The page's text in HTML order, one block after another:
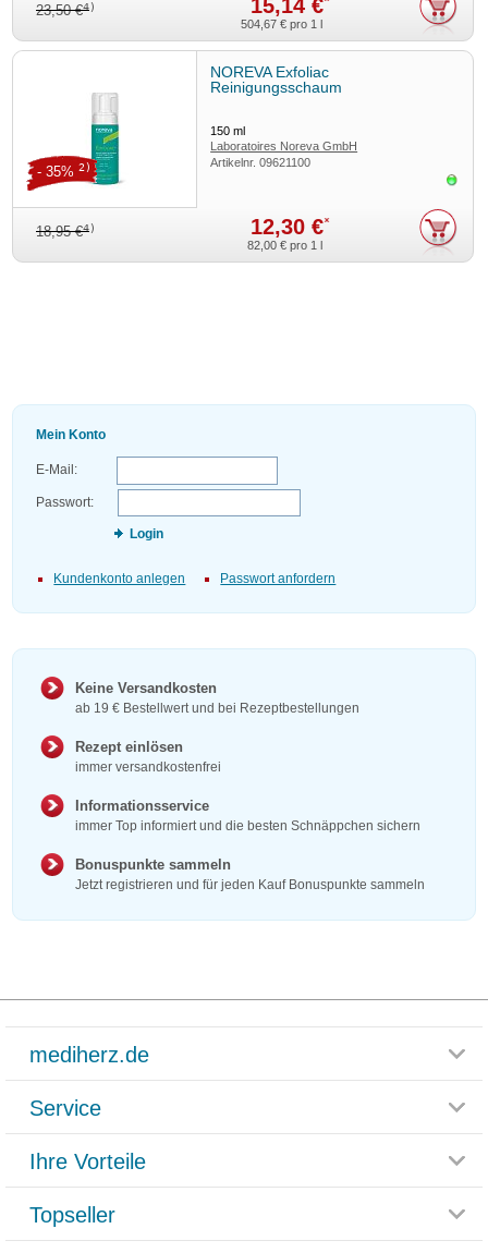
23,50 €4) 15,14 €
504,67 € pro 1 l
NOREVA Exfoliac
Reinigungsschaum
150ml
Laboratoires Noreva GmbH
Artikelnr.09621100
18,95 €4) 12,30 €*
- 35% 2)
82,00 € pro 1 l
Mein Konto
E-Mail:
Passwort:
Login
Kundenkonto anlegen Passwort anfordern
Keine Versandkosten
ab 19 € Bestellwert und bei Rezeptbestellungen
Rezept einlösen
immer versandkostenfrei
Informationsservice
immer Top informiert und die besten Schnäppchen sichern
Bonuspunkte sammeln
Jetzt registrieren und für jeden Kauf Bonuspunkte sammeln
mediherz.de
Glossar
Häufig gestellte Fragen
Datenschutz
Service
Rücksendemöglichkeit
Paketlieferstatus
Ihre Vorteile
Rezeptlieferung
Bonusprogramm
Topseller